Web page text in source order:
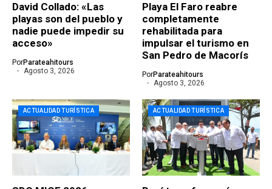
David Collado: «Las
playas son del pueblo y
nadie puede impedir su
acceso»
PorParateahitours
Agosto 3, 2026
Playa El Faro reabre
completamente
rehabilitada para
impulsar el turismo en
San Pedro de Macorís
PorParateahitours
Agosto 3, 2026
ACTUALIDAD TURÍSTICA ACTUALIDAD TURÍSTICA